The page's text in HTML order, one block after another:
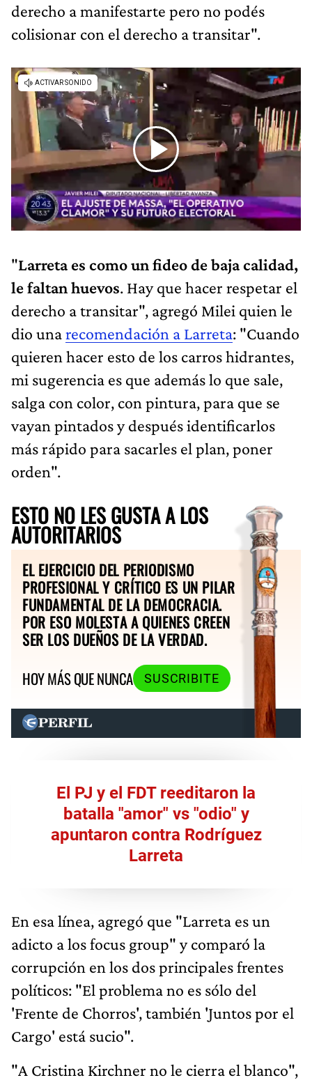
derecho a manifestarte pero no podés
colisionar con el derecho a transitar".
"Larreta es como un fideo de baja calidad,
le faltan huevos. Hay que hacer respetar el
derecho a transitar", agregó Milei quien le
dio unarecomendación a Larreta: "Cuando
quieren hacer esto de los carros hidrantes,
mi sugerencia es que además lo que sale,
salga con color, con pintura, para que se
vayan pintados y después identificarlos
más rápido para sacarles el plan, poner
orden".
ESTO NO LES GUSTA A LOS
AUTORITARIOS
EL EJERCICIO DEL PERIODISMO
PROFESIONAL Y CRÍTICO ES UN PILAR
FUNDAMENTAL DE LA DEMOCRACIA.
POR ESO MOLESTA A QUIENES CREEN
SER LOS DUEÑOS DE LA VERDAD.
HOY MÁS QUE NUNCA
SUSCRIBITE
El PJ y el FDT reeditaron la
batalla "amor" vs "odio" y
apuntaron contra Rodríguez
Larreta
En esa línea, agregó que "Larreta es un
adicto a los focus group" y comparó la
corrupción en los dos principales frentes
políticos: "El problema no es sólo del
'Frente de Chorros', también 'Juntos por el
Cargo' está sucio".
"A Cristina Kirchner no le cierra el blanco",